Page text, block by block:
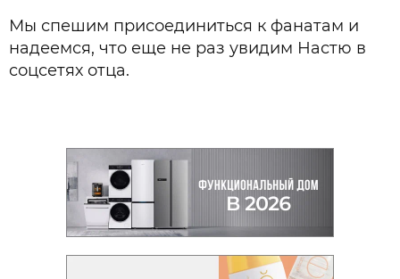
Мы спешим присоединиться к фанатам и
надеемся, что еще не раз увидим Настю в
соцсетях отца.